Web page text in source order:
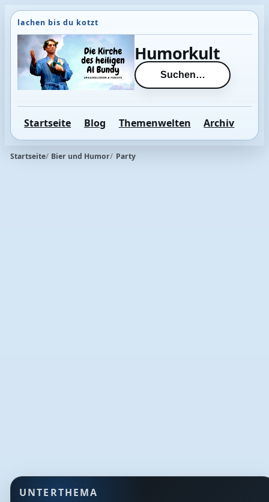
Direkt
zum
Inhalt
wechseln
Humorkult
Suchen…
Startseite Blog Themenwelten Archiv
Startseite Bier und Humor Party
UNTERTHEMA